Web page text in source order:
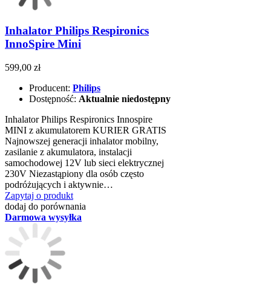
Inhalator Philips Respironics
InnoSpire Mini
599,00 zł
Producent: Philips
Dostępność: Aktualnie niedostępny
Inhalator Philips Respironics Innospire
MINI z akumulatorem KURIER GRATIS
Najnowszej generacji inhalator mobilny,
zasilanie z akumulatora, instalacji
samochodowej 12V lub sieci elektrycznej
230V Niezastąpiony dla osób często
podróżujących i aktywnie…
Zapytaj o produkt
dodaj do porównania
Darmowa wysyłka